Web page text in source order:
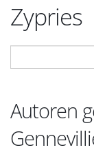
Zypries
Autoren